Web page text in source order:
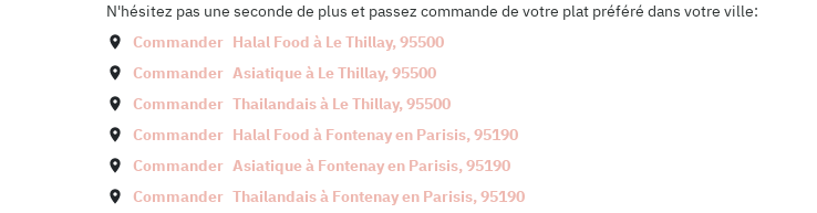
N'hésitez pas une seconde de plus et passez commande de votre plat préféré dans votre ville:
Commander Halal Food à Le Thillay,95500
Commander Asiatique à Le Thillay,95500
Commander Thailandais à Le Thillay,95500
Commander Halal Food à Fontenay en Parisis,95190
Commander Asiatique à Fontenay en Parisis,95190
Commander Thailandais à Fontenay en Parisis,95190